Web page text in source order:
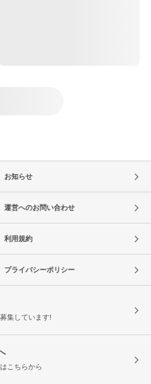
お知らせ
運営へのお問い合わせ
利用規約
プライバシーポリシー
集しています!
こちらから